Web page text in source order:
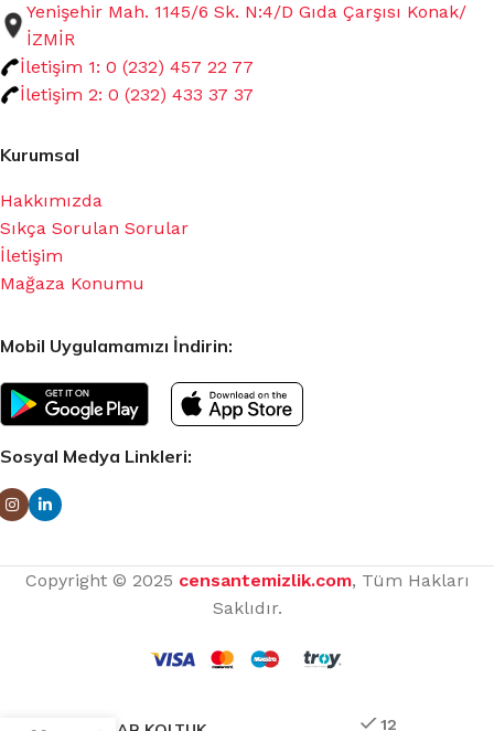
Yenişehir Mah. 1145/6 Sk. N:4/D Gıda Çarşısı Konak/
İZMİR
İletişim 1: 0 (232) 457 22 77
İletişim 2: 0 (232) 433 37 37
Kurumsal
Hakkımızda
Sıkça Sorulan Sorular
İletişim
Mağaza Konumu
Mobil Uygulamamızı İndirin:
Sosyal Medya Linkleri:
Copyright © 2025 censantemizlik.com, Tüm Hakları
Saklıdır.
12